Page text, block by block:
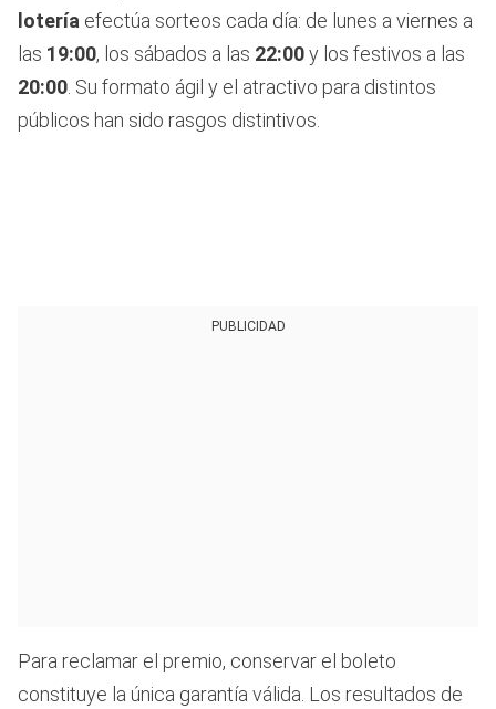
lotería efectúa sorteos cada día: de lunes a viernes a
las 19:00, los sábados a las 22:00y los festivos a las
20:00 . Su formato ágil y el atractivo para distintos
públicos han sido rasgos distintivos.
PUBLICIDAD
Para reclamar el premio, conservar el boleto
constituye la única garantía válida. Los resultados de